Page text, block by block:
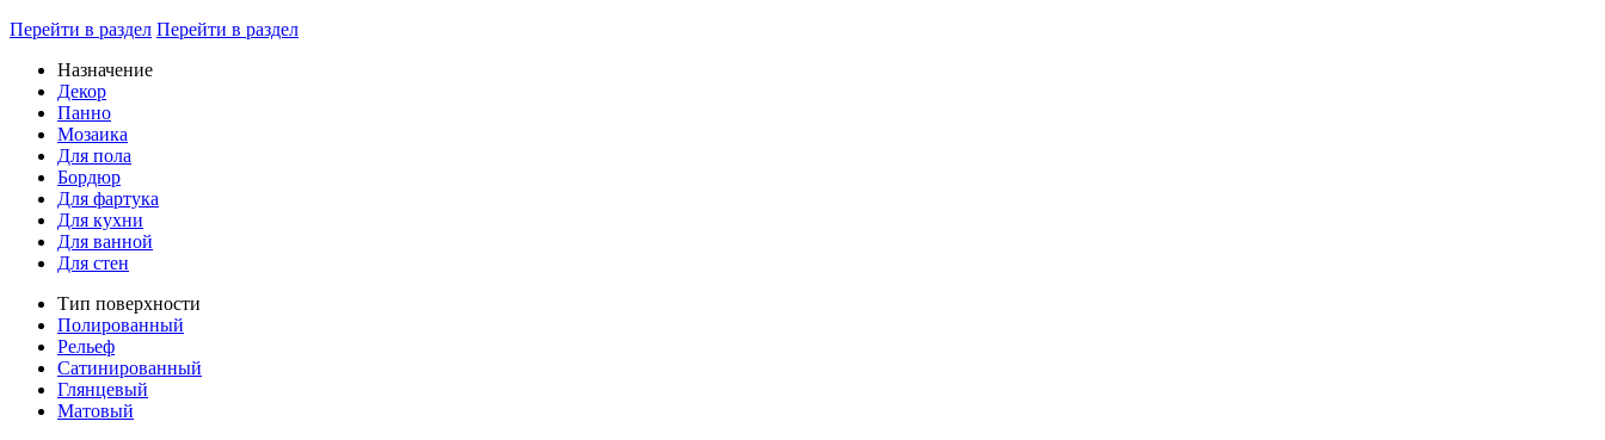
Перейти в раздел Перейти в раздел
Назначение
Декор
Панно
Мозаика
Для пола
Бордюр
Для фартука
Для кухни
Для ванной
Для стен
Тип поверхности
Полированный
Рельеф
Сатинированный
Глянцевый
Матовый